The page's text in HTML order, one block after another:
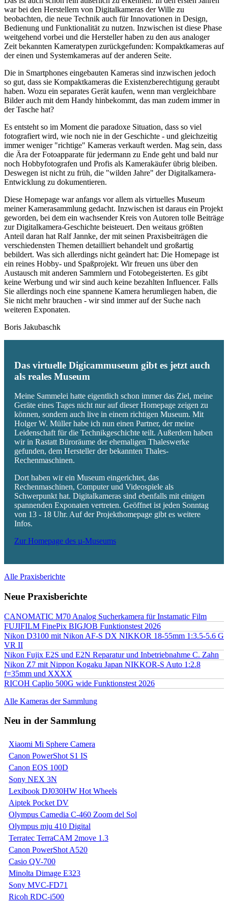
war bei den Herstellern von Digitalkameras der Wille zu
beobachten, die neue Technik auch für Innovationen in Design,
Bedienung und Funktionalität zu nutzen. Inzwischen ist diese Phase
weitgehend vorbei und die Hersteller haben zu den aus analoger
Zeit bekannten Kameratypen zurückgefunden: Kompaktkameras auf
der einen und Systemkameras auf der anderen Seite.
Die in Smartphones eingebauten Kameras sind inzwischen jedoch
so gut, dass sie Kompaktkameras die Existenzberechtigung geraubt
haben. Wozu ein separates Gerät kaufen, wenn man vergleichbare
Bilder auch mit dem Handy hinbekommt, das man zudem immer in
der Tasche hat?
Es entsteht so im Moment die paradoxe Situation, dass so viel
fotografiert wird, wie noch nie in der Geschichte - und gleichzeitig
immer weniger "richtige" Kameras verkauft werden. Mag sein, dass
die Ära der Fotoapparate für jedermann zu Ende geht und bald nur
noch Hobbyfotografen und Profis als Kamerakäufer übrig bleiben.
Deswegen ist nicht zu früh, die "wilden Jahre" der Digitalkamera-
Entwicklung zu dokumentieren.
Diese Homepage war anfangs vor allem als virtuelles Museum
meiner Kamerasammlung gedacht. Inzwischen ist daraus ein Projekt
geworden, bei dem ein wachsender Kreis von Autoren tolle Beiträge
zur Digitalkamera-Geschichte beisteuert. Den weitaus größten
Anteil daran hat Ralf Jannke, der mit seinen Praxisbeiträgen die
verschiedensten Themen detailliert behandelt und großartig
bebildert. Was sich allerdings nicht geändert hat: Die Homepage ist
ein reines Hobby- und Spaßprojekt. Wir freuen uns über den
Austausch mit anderen Sammlern und Fotobegeisterten. Es gibt
keine Werbung und wir sind auch keine bezahlten Influencer. Falls
Sie allerdings noch eine spannene Kamera herumliegen haben, die
Sie nicht mehr brauchen - wir sind immer auf der Suche nach
weiteren Exponaten.
Boris Jakubaschk
Das virtuelle Digicammuseum gibt es jetzt auch
als reales Museum
Meine Sammelei hatte eigentlich schon immer das Ziel, meine
Geräte eines Tages nicht nur auf dieser Homepage zeigen zu
können, sondern auch live in einem richtigen Museum. Mit
Holger W. Müller habe ich nun einen Partner, der meine
Leidenschaft für die Technikgeschichte teilt. Außerdem haben
wir in Rastatt Büroräume der ehemaligen Thaleswerke
gefunden, dem Hersteller der bekannten Thales-
Rechenmaschinen.
Dort haben wir ein Museum eingerichtet, das
Rechenmaschinen, Computer und Videospiele als
Schwerpunkt hat. Digitalkameras sind ebenfalls mit einigen
spannenden Exponaten vertreten. Geöffnet ist jeden Sonntag
von 13 - 18 Uhr. Auf der Projekthomepage gibt es weitere
Infos.
Zur Homepage des µ-Museums
Alle Praxisberichte
Neue Praxisberichte
CANOMATIC M70 Analog Sucherkamera für Instamatic Film
FUJIFILM FinePix BIGJOB Funktionstest 2026
Nikon D3100 mit Nikon AF-S DX NIKKOR 18-55mm 1:3.5-5.6 G
VR II
Nikon Fujix E2S und E2N Reparatur und Inbetriebnahme C. Zahn
Nikon Z7 mit Nippon Kogaku Japan NIKKOR-S Auto 1:2.8
f=35mm und XXXX
RICOH Caplio 500G wide Funktionstest 2026
Alle Kameras der Sammlung
Neu in der Sammlung
Xiaomi Mi Sphere Camera
Canon PowerShot S1 IS
Canon EOS 100D
Sony NEX 3N
Lexibook DJ030HW Hot Wheels
Aiptek Pocket DV
Olympus Camedia C-460 Zoom del Sol
Olympus mju 410 Digital
Terratec TerraCAM 2move 1.3
Canon PowerShot A520
Casio QV-700
Minolta Dimage E323
Sony MVC-FD71
Ricoh RDC-i500